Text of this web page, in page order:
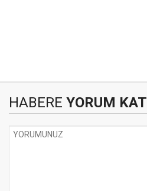
HABERE YORUM KAT